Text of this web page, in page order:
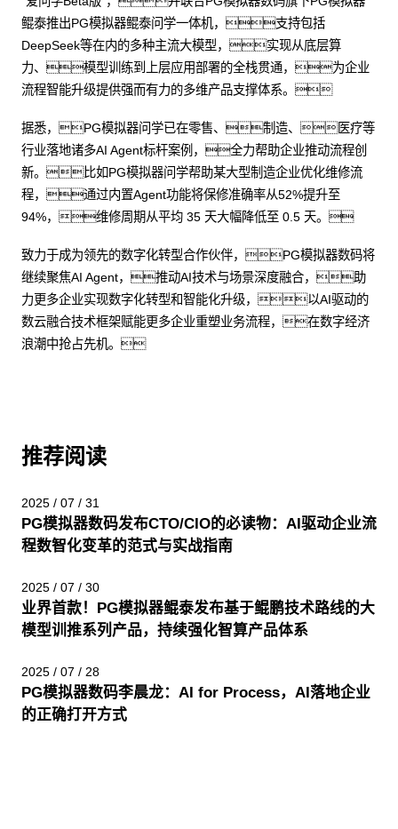
鲲泰推出PG模拟器鲲泰问学一体机，支持包括
DeepSeek等在内的多种主流大模型，实现从底层算
力、模型训练到上层应用部署的全栈贯通，为企业
流程智能升级提供强而有力的多维产品支撑体系。
据悉，PG模拟器问学已在零售、制造、医疗等
行业落地诸多AI Agent标杆案例，全力帮助企业推动流程创
新。比如PG模拟器问学帮助某大型制造企业优化维修流
程，通过内置Agent功能将保修准确率从52%提升至
94%，维修周期从平均 35 天大幅降低至 0.5 天。
致力于成为领先的数字化转型合作伙伴，PG模拟器数码将
继续聚焦AI Agent，推动AI技术与场景深度融合，助
力更多企业实现数字化转型和智能化升级，以AI驱动的
数云融合技术框架赋能更多企业重塑业务流程，在数字经济
浪潮中抢占先机。
推荐阅读
2025 / 07 / 31
PG模拟器数码发布CTO/CIO的必读物：AI驱动企业流
程数智化变革的范式与实战指南
2025 / 07 / 30
业界首款！PG模拟器鲲泰发布基于鲲鹏技术路线的大
模型训推系列产品，持续强化智算产品体系
2025 / 07 / 28
PG模拟器数码李晨龙：AI for Process，AI落地企业
的正确打开方式